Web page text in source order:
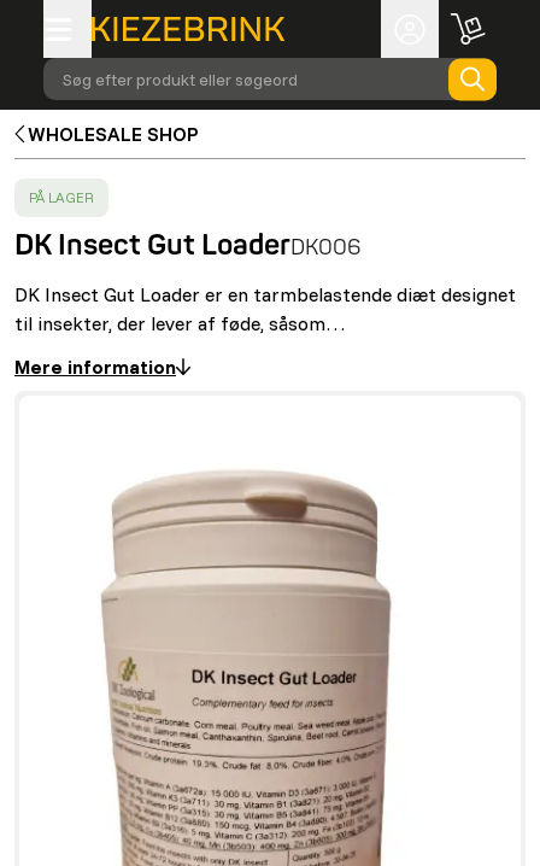
Søg efter produkt eller søgeord
WHOLESALE SHOP
SUCCESS
PÅ LAGER
DK Insect Gut LoaderDK006
DK Insect Gut Loader er en tarmbelastende diæt designet
til insekter, der lever af føde, såsom…
Mere information